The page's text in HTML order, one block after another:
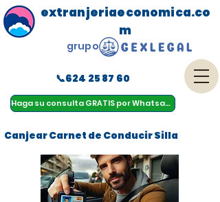
Haga su consulta GRATIS por Whatsapp
menu
extranjeriaeconomica.co
m
📞624 25 87 60
grupo
Canjear Carnet de Conducir Silla